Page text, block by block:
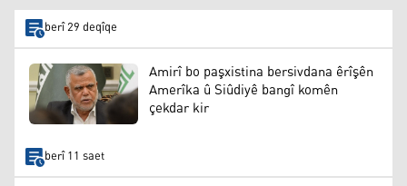
berî 29 deqîqe
Amirî bo paşxistina bersivdana êrîşên
Amerîka û Siûdiyê bangî komên
çekdar kir
berî 11 saet